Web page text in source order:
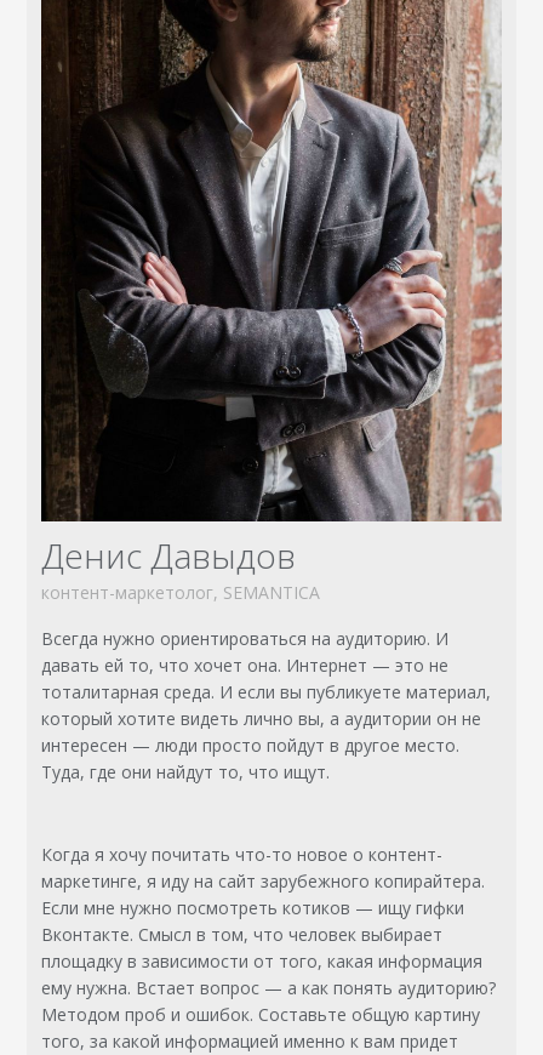
Денис Давыдов
контент-маркетолог, SEMANTICA
Всегда нужно ориентироваться на аудиторию. И
давать ей то, что хочет она. Интернет — это не
тоталитарная среда. И если вы публикуете материал,
который хотите видеть лично вы, а аудитории он не
интересен — люди просто пойдут в другое место.
Туда, где они найдут то, что ищут.
Когда я хочу почитать что-то новое о контент-
маркетинге, я иду на сайт зарубежного копирайтера.
Если мне нужно посмотреть котиков — ищу гифки
Вконтакте. Смысл в том, что человек выбирает
площадку в зависимости от того, какая информация
ему нужна. Встает вопрос — а как понять аудиторию?
Методом проб и ошибок. Составьте общую картину
того, за какой информацией именно к вам придет